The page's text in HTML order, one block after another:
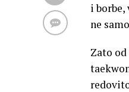
i
ne
Zato